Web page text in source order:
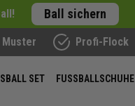
Ball sichern
Muster Profi-Flock
SET FUSSBALLSCHUHE